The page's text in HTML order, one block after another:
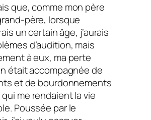
que, comme mon père
père, lorsque
un certain âge, j’aurais
d’audition, mais
à eux, ma perte
était accompagnée de
et de bourdonnements
me rendaient la vie
Poussée par le